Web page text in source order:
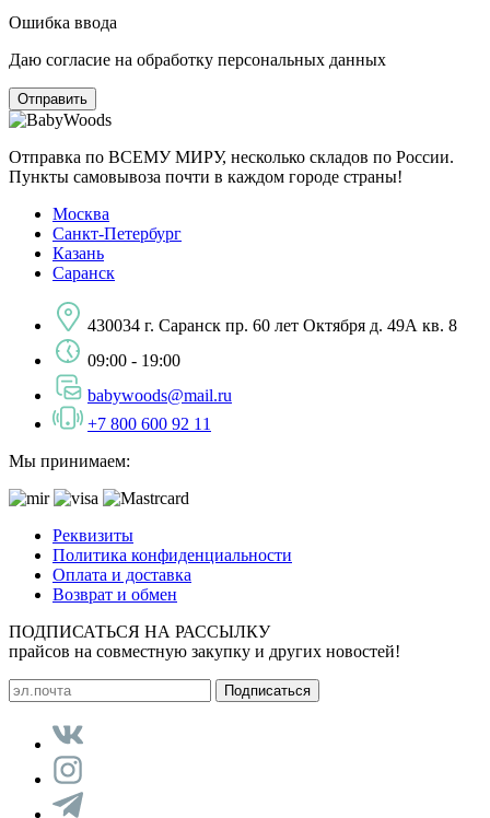
Ошибка ввода
Даю согласие на обработку персональных данных
Отправка по ВСЕМУ МИРУ, несколько складов по России.
Пункты самовывоза почти в каждом городе страны!
Москва
Санкт-Петербург
Казань
Саранск
430034 г. Саранск пр. 60 лет Октября д. 49А кв. 8
09:00 - 19:00
babywoods@mail.ru
+7 800 600 92 11
Мы принимаем:
Реквизиты
Политика конфиденциальности
Оплата и доставка
Возврат и обмен
ПОДПИСАТЬСЯ НА РАССЫЛКУ
прайсов на совместную закупку и других новостей!